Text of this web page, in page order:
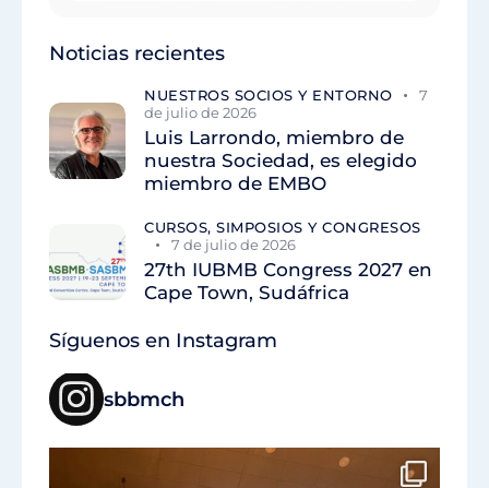
Noticias recientes
NUESTROS SOCIOS Y ENTORNO
7
de julio de 2026
Luis Larrondo, miembro de
nuestra Sociedad, es elegido
miembro de EMBO
CURSOS, SIMPOSIOS Y CONGRESOS
7 de julio de 2026
27th IUBMB Congress 2027 en
Cape Town, Sudáfrica
Síguenos en Instagram
sbbmch